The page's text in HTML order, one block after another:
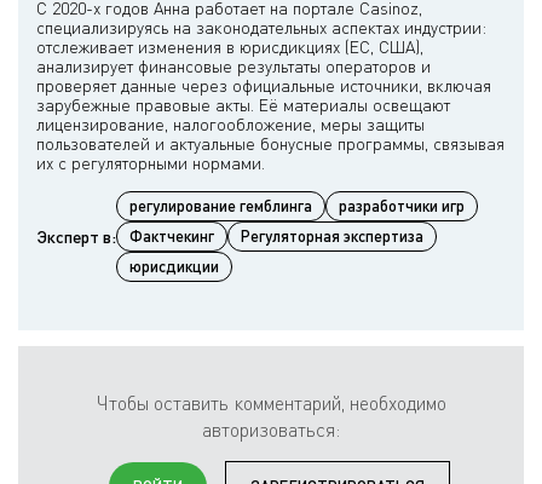
С 2020-х годов Анна работает на портале Casinoz,
специализируясь на законодательных аспектах индустрии:
отслеживает изменения в юрисдикциях (ЕС, США),
анализирует финансовые результаты операторов и
проверяет данные через официальные источники, включая
зарубежные правовые акты. Её материалы освещают
лицензирование, налогообложение, меры защиты
пользователей и актуальные бонусные программы, связывая
Эксперт в:
регулирование гемблинга
разработчики игр
Фактчекинг
Регуляторная экспертиза
юрисдикции
Чтобы оставить комментарий, необходимо
авторизоваться: